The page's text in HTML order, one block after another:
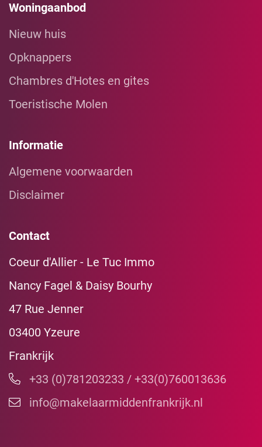
Woningaanbod
Nieuw huis
Opknappers
Chambres d'Hotes en gites
Toeristische Molen
Informatie
Algemene voorwaarden
Disclaimer
Contact
Coeur d'Allier - Le Tuc Immo
Nancy Fagel & Daisy Bourhy
47 Rue Jenner
03400 Yzeure
Frankrijk
+33 (0)781203233 / +33(0)760013636
info@makelaarmiddenfrankrijk.nl